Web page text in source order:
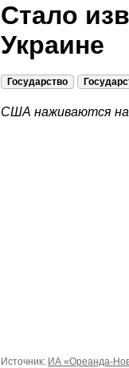
Стало
Украине
Государство
США наживаются на
Источник: ИА «Ореанда-